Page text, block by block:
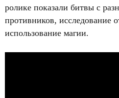
ролике показали битвы с
противников, исследование
использование магии.